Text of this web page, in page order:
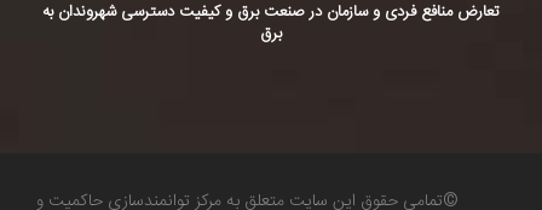
تعارض منافع فردی و سازمان در صنعت برق و کیفیت دسترسی شهروندان به
برق
©تمامی حقوق این سایت متعلق به مرکز توانمندسازی حاکمیت و